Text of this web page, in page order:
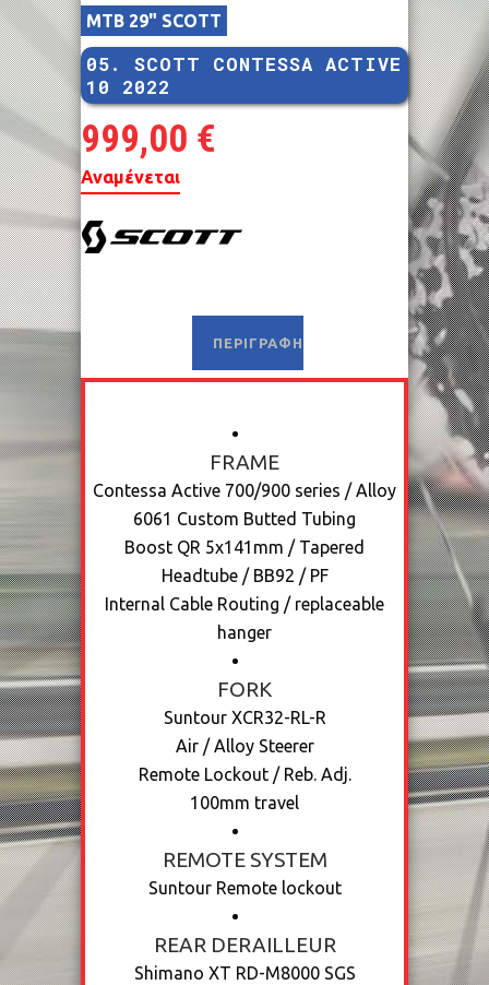
MTB 29" SCOTT
05. SCOTT CONTESSA ACTIVE
10 2022
999,00 €
Αναμένεται
ΠΕΡΙΓΡΑΦΉ
FRAME
Contessa Active 700/900 series / Alloy
6061 Custom Butted Tubing
Boost QR 5x141mm / Tapered
Headtube / BB92 / PF
Internal Cable Routing / replaceable
hanger
FORK
Suntour XCR32-RL-R
Air / Alloy Steerer
Remote Lockout / Reb. Adj.
100mm travel
REMOTE SYSTEM
Suntour Remote lockout
REAR DERAILLEUR
Shimano XT RD-M8000 SGS